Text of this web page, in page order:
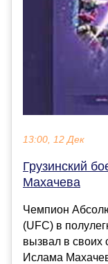
13:00, 12 Дек
Грузинский
Махачева
Чемпион
(UFC) в
вызвал в своих
Ислама